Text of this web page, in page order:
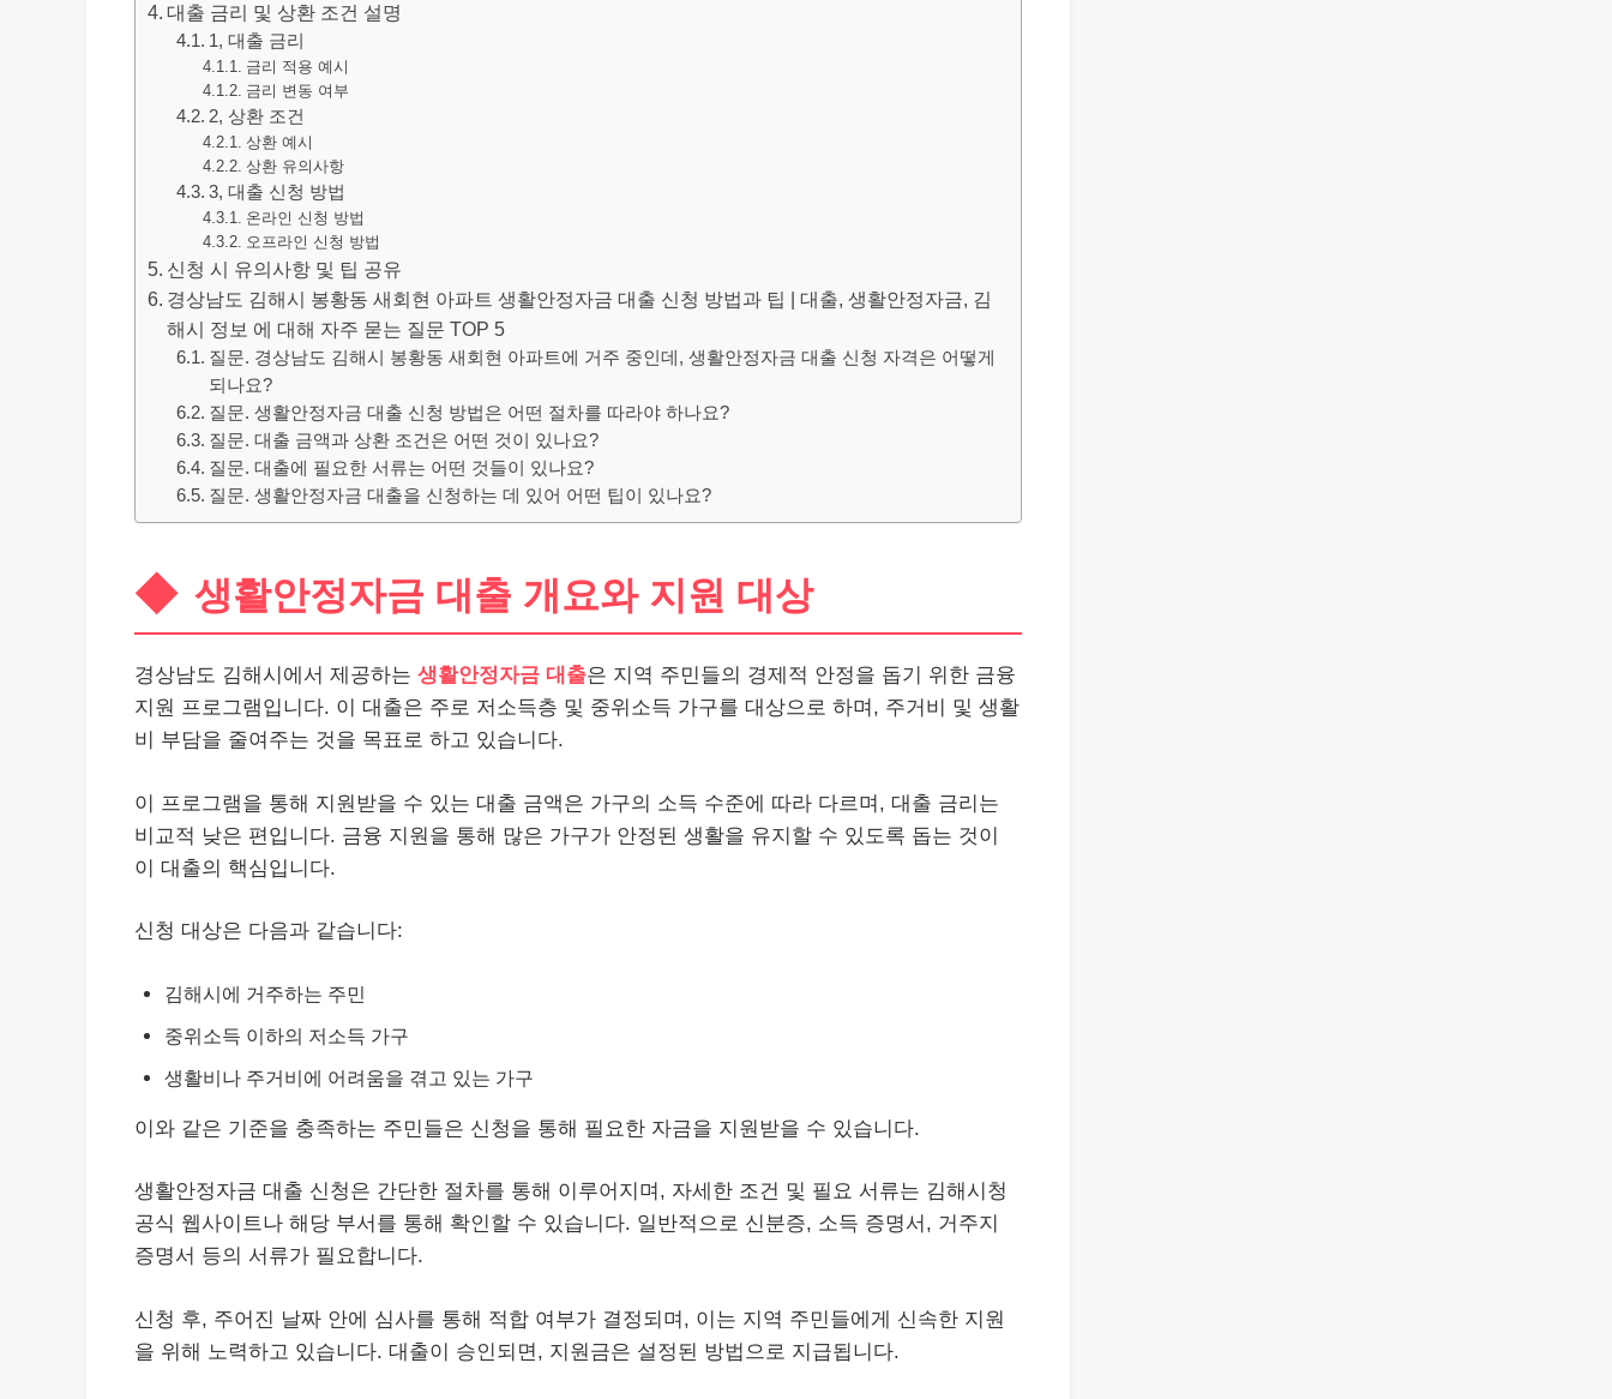
대출 금리 및 상환 조건 설명
1, 대출 금리
금리 적용 예시
금리 변동 여부
2, 상환 조건
상환 예시
상환 유의사항
3, 대출 신청 방법
온라인 신청 방법
오프라인 신청 방법
신청 시 유의사항 및 팁 공유
경상남도 김해시 봉황동 새회현 아파트 생활안정자금 대출 신청 방법과 팁 | 대출, 생활안정자금, 김
해시 정보 에 대해 자주 묻는 질문 TOP 5
질문. 경상남도 김해시 봉황동 새회현 아파트에 거주 중인데, 생활안정자금 대출 신청 자격은 어떻게
되나요?
질문. 생활안정자금 대출 신청 방법은 어떤 절차를 따라야 하나요?
질문. 대출 금액과 상환 조건은 어떤 것이 있나요?
질문. 대출에 필요한 서류는 어떤 것들이 있나요?
질문. 생활안정자금 대출을 신청하는 데 있어 어떤 팁이 있나요?
생활안정자금 대출 개요와 지원 대상
경상남도 김해시에서 제공하는 생활안정자금 대출은 지역 주민들의 경제적 안정을 돕기 위한 금융
지원 프로그램입니다. 이 대출은 주로 저소득층 및 중위소득 가구를 대상으로 하며, 주거비 및 생활
비 부담을 줄여주는 것을 목표로 하고 있습니다.
이 프로그램을 통해 지원받을 수 있는 대출 금액은 가구의 소득 수준에 따라 다르며, 대출 금리는
비교적 낮은 편입니다. 금융 지원을 통해 많은 가구가 안정된 생활을 유지할 수 있도록 돕는 것이
이 대출의 핵심입니다.
신청 대상은 다음과 같습니다:
김해시에 거주하는 주민
중위소득 이하의 저소득 가구
생활비나 주거비에 어려움을 겪고 있는 가구
이와 같은 기준을 충족하는 주민들은 신청을 통해 필요한 자금을 지원받을 수 있습니다.
생활안정자금 대출 신청은 간단한 절차를 통해 이루어지며, 자세한 조건 및 필요 서류는 김해시청
공식 웹사이트나 해당 부서를 통해 확인할 수 있습니다. 일반적으로 신분증, 소득 증명서, 거주지
증명서 등의 서류가 필요합니다.
신청 후, 주어진 날짜 안에 심사를 통해 적합 여부가 결정되며, 이는 지역 주민들에게 신속한 지원
을 위해 노력하고 있습니다. 대출이 승인되면, 지원금은 설정된 방법으로 지급됩니다.